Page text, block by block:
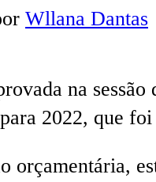
Wllana Dantas
na
2022, que
orçamentária,